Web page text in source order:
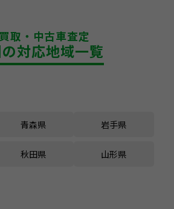
取・中古車査定
対応地域一覧
青森県 岩手県
秋田県 山形県